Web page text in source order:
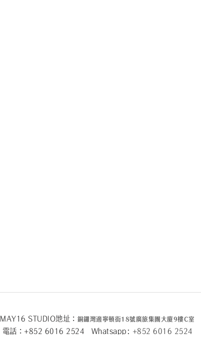
MAY16 STUDIO地址： 銅鑼灣邊寧頓街18號廣旅集團大廈9樓C室
電話：+852 6016 2524 Whatsapp: +852 6016 2524